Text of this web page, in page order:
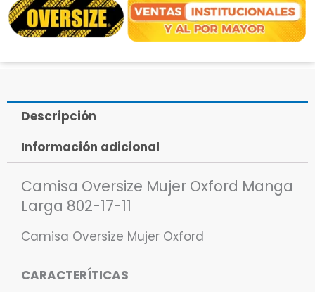
Descripción
Información adicional
Camisa Oversize Mujer Oxford Manga
Larga 802-17-11
Camisa Oversize Mujer Oxford
CARACTERÍTICAS